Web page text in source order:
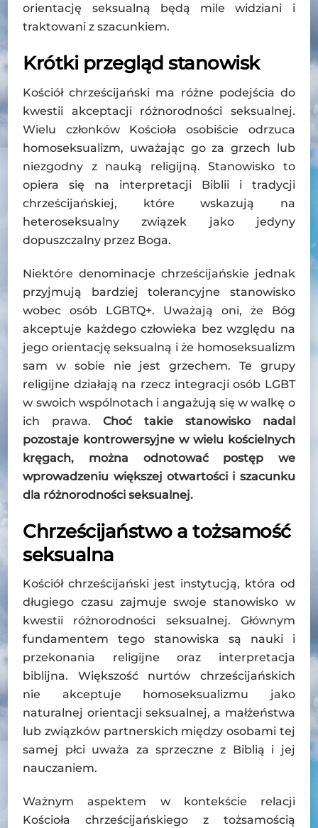
orientację seksualną będą mile widziani i
traktowani z szacunkiem.
Krótki przegląd stanowisk
Kościół chrześcijański ma różne podejścia do
kwestii akceptacji różnorodności seksualnej.
Wielu członków Kościoła osobiście odrzuca
homoseksualizm, uważając go za grzech lub
niezgodny z nauką religijną. Stanowisko to
opiera się na interpretacji Biblii i tradycji
chrześcijańskiej, które wskazują na
heteroseksualny związek jako jedyny
dopuszczalny przez Boga.
Niektóre denominacje chrześcijańskie jednak
przyjmują bardziej tolerancyjne stanowisko
wobec osób LGBTQ+. Uważają oni, że Bóg
akceptuje każdego człowieka bez względu na
jego orientację seksualną i że homoseksualizm
sam w sobie nie jest grzechem. Te grupy
religijne działają na rzecz integracji osób LGBT
w swoich wspólnotach i angażują się w walkę o
ich prawa.Choć takie stanowisko nadal
pozostaje kontrowersyjne w wielu kościelnych
kręgach, można odnotować postęp we
wprowadzeniu większej otwartości i szacunku
dla różnorodności seksualnej.
Chrześcijaństwo a tożsamość
seksualna
Kościół chrześcijański jest instytucją, która od
długiego czasu zajmuje swoje stanowisko w
kwestii różnorodności seksualnej. Głównym
fundamentem tego stanowiska są nauki i
przekonania religijne oraz interpretacja
biblijna. Większość nurtów chrześcijańskich
nie akceptuje homoseksualizmu jako
naturalnej orientacji seksualnej, a małżeństwa
lub związków partnerskich między osobami tej
samej płci uważa za sprzeczne z Biblią i jej
nauczaniem.
Ważnym aspektem w kontekście relacji
Kościoła chrześcijańskiego z tożsamością